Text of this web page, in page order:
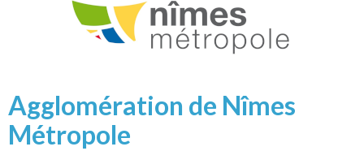
Agglomération de Nîmes
Métropole